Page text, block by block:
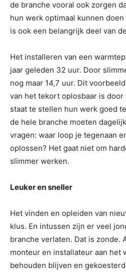
de branche vooral ook zorgen
hun werk optimaal kunnen
is ook een belangrijk deel van
Het installeren van een
jaar geleden 32 uur. Door
nog maar 14,7 uur. Dit
van het tekort oplosbaar is
staat te stellen hun werk goed
de hele branche moeten
vragen: waar loop je tegenaan
oplossen? Het gaat niet om
slimmer werken.
Leuker en sneller
Het vinden en opleiden van
klus. En intussen zijn er veel
branche verlaten. Dat is zonde.
monteur en installateur aan het
behouden blijven en